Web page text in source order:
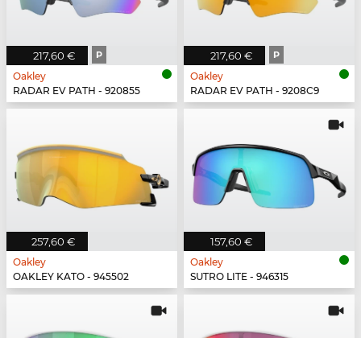
217,60 € P
Oakley
RADAR EV PATH - 920855
217,60 € P
Oakley
RADAR EV PATH - 9208C9
257,60 €
Oakley
OAKLEY KATO - 945502
157,60 €
Oakley
SUTRO LITE - 946315